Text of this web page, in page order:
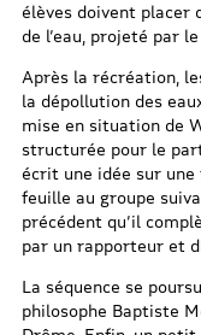
élèves doivent placer
de l’eau, projeté par
Après la récréation,
la dépollution des
mise en situation de
structurée pour le
écrit une idée sur
feuille au groupe
précédent qu’il
par un rapporteur et
La séquence se
philosophe Baptiste